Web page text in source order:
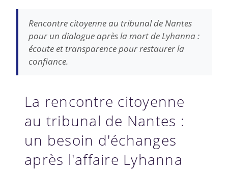
Rencontre citoyenne au tribunal de Nantes
pour un dialogue après la mort de Lyhanna :
écoute et transparence pour restaurer la
confiance.
La rencontre citoyenne
au tribunal de Nantes :
un besoin d'échanges
après l'affaire Lyhanna